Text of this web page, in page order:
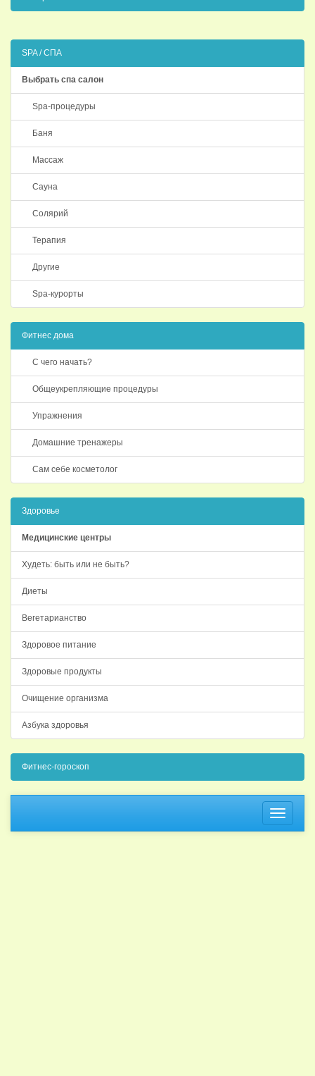
SPA / СПА
Выбрать спа салон
Spa-процедуры
Баня
Массаж
Сауна
Солярий
Терапия
Другие
Spa-курорты
Фитнес дома
С чего начать?
Общеукрепляющие процедуры
Упражнения
Домашние тренажеры
Сам себе косметолог
Здоровье
Медицинские центры
Худеть: быть или не быть?
Диеты
Вегетарианство
Здоровое питание
Здоровые продукты
Очищение организма
Азбука здоровья
Фитнес-гороскоп